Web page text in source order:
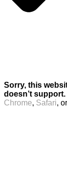
Sorry, this
doesn’t support.
Chrome, Safari, or